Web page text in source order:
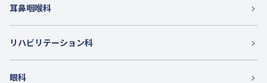
耳鼻咽喉科
リハビリテーション科
眼科